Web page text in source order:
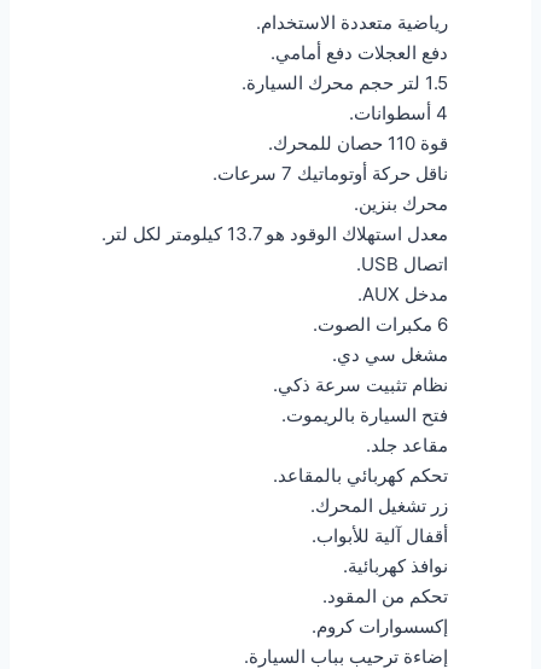
رياضية متعددة الاستخدام.
دفع العجلات دفع أمامي.
1.5 لتر حجم محرك السيارة.
4 أسطوانات.
قوة 110 حصان للمحرك.
ناقل حركة أوتوماتيك 7 سرعات.
محرك بنزين.
معدل استهلاك الوقود هو 13.7 كيلومتر لكل لتر.
اتصال USB.
مدخل AUX.
6 مكبرات الصوت.
مشغل سي دي.
نظام تثبيت سرعة ذكي.
فتح السيارة بالريموت.
مقاعد جلد.
تحكم كهربائي بالمقاعد.
زر تشغيل المحرك.
أقفال آلية للأبواب.
نوافذ كهربائية.
تحكم من المقود.
إكسسوارات كروم.
إضاءة ترحيب بباب السيارة.